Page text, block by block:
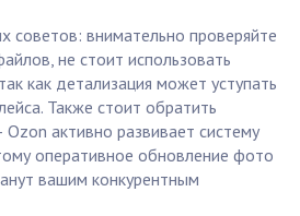
советов: внимательно проверяйте
не стоит использовать
как детализация может уступать
Также стоит обратить
активно развивает систему
оперативное обновление фото
вашим конкурентным